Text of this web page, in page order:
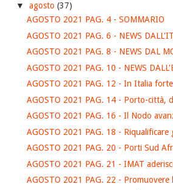
▼ agosto (37)
AGOSTO 2021 PAG. 4 - SOMMARIO
AGOSTO 2021 PAG. 6 - NEWS
AGOSTO 2021 PAG. 8 - NEWS DAL
AGOSTO 2021 PAG. 10 - NEWS
AGOSTO 2021 PAG. 12 - In Italia
AGOSTO 2021 PAG. 14 - Porto-città,
AGOSTO 2021 PAG. 16 - Il Nodo
AGOSTO 2021 PAG. 18 - Riqualificare
AGOSTO 2021 PAG. 20 - Porti Sud
AGOSTO 2021 PAG. 21 - IMAT
AGOSTO 2021 PAG. 22 - Promuovere